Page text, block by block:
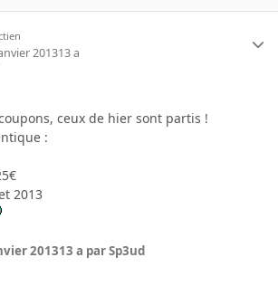
201313 a
ceux de hier sont partis !
:
2013
201313 a par Sp3ud